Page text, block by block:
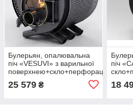
Булерьян, опалювальна
піч «VESUVI» з варильної
поверхнею+скло+перфорація
25 579 ₴
піч
18